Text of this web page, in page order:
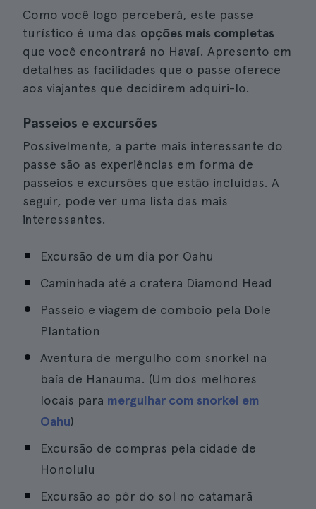
Como você logo perceberá, este passe
turístico é uma das opções mais completas
que você encontrará no Havaí. Apresento em
detalhes as facilidades que o passe oferece
aos viajantes que decidirem adquiri-lo.
Passeios e excursões
Possivelmente, a parte mais interessante do
passe são as experiências em forma de
passeios e excursões que estão incluídas. A
seguir, pode ver uma lista das mais
interessantes.
Excursão de um dia por Oahu
Caminhada até a cratera Diamond Head
Passeio e viagem de comboio pela Dole
Plantation
Aventura de mergulho com snorkel na
baía de Hanauma. (Um dos melhores
locais para mergulhar com snorkel em
Oahu)
Excursão de compras pela cidade de
Honolulu
Excursão ao pôr do sol no catamarã